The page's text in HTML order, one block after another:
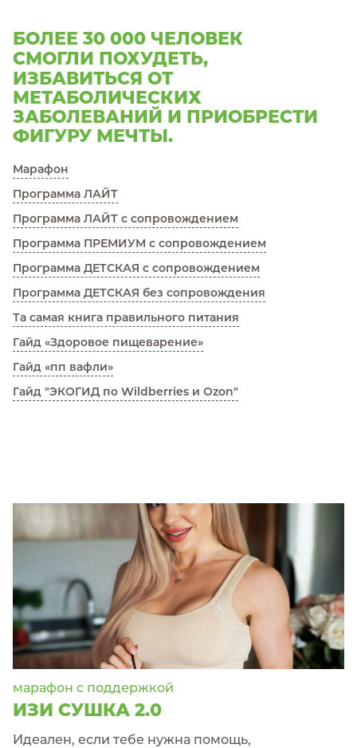
БОЛЕЕ 30 000 ЧЕЛОВЕК
СМОГЛИ ПОХУДЕТЬ,
ИЗБАВИТЬСЯ ОТ
МЕТАБОЛИЧЕСКИХ
ЗАБОЛЕВАНИЙ И ПРИОБРЕСТИ
ФИГУРУ МЕЧТЫ.
Марафон
Программа ЛАЙТ
Программа ЛАЙТ с сопровождением
Программа ПРЕМИУМ с сопровождением
Программа ДЕТСКАЯ с сопровождением
Программа ДЕТСКАЯ без сопровождения
Та самая книга правильного питания
Гайд «Здоровое пищеварение»
Гайд «пп вафли»
Гайд "ЭКОГИД по Wildberries и Ozon"
марафон с поддержкой
ИЗИ СУШКА 2.0
Идеален, если тебе нужна помощь,